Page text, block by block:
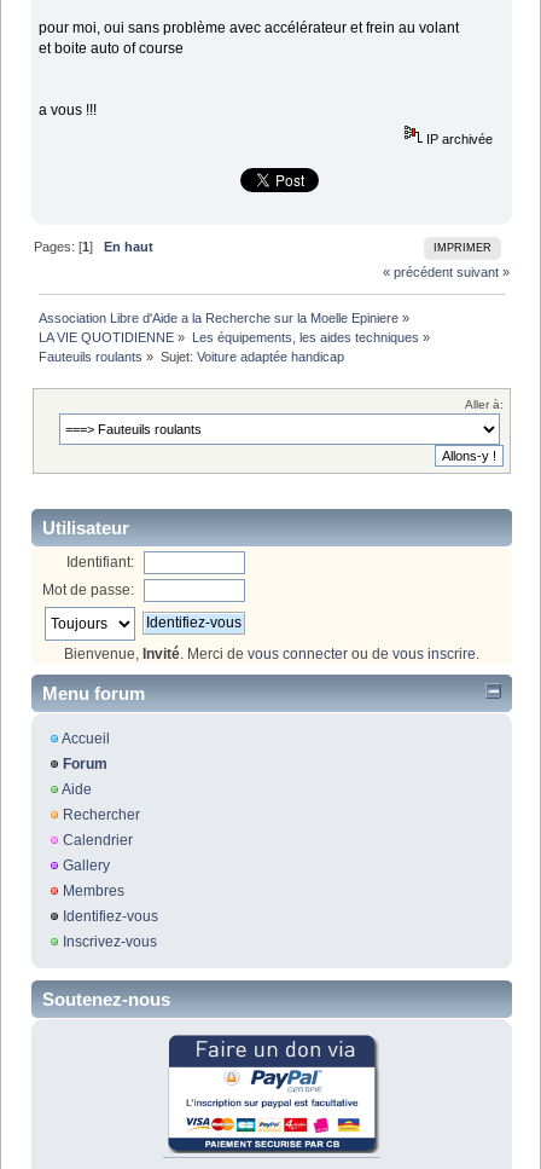
pour moi, oui sans problème avec accélérateur et frein au volant
et boite auto of course
a vous !!!
IP archivée
IMPRIMER
Pages: [1]En haut
« précédent suivant »
Association Libre d'Aide a la Recherche sur la Moelle Epiniere »
LA VIE QUOTIDIENNE » Les équipements, les aides techniques »
Fauteuils roulants » Sujet: Voiture adaptée handicap
Aller à:
Utilisateur
Identifiant:
Mot de passe:
Bienvenue, Invité. Merci de vous connecter ou de vous inscrire.
Menu forum
Accueil
Forum
Aide
Rechercher
Calendrier
Gallery
Membres
Identifiez-vous
Inscrivez-vous
Soutenez-nous